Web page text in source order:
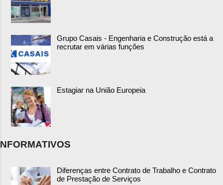
Grupo Casais - Engenharia e Construção está a
recrutar em várias funções
Estagiar na União Europeia
NFORMATIVOS
Diferenças entre Contrato de Trabalho e Contrato
de Prestação de Serviços